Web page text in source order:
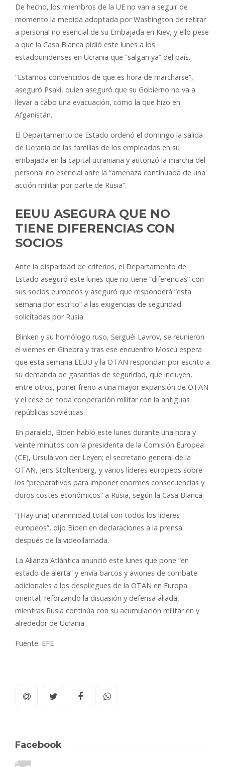
De hecho, los miembros de la UE no van a seguir de
momento la medida adoptada por Washington de retirar
a personal no esencial de su Embajada en Kiev, y ello pese
a que la Casa Blanca pidió este lunes a los
estadounidenses en Ucrania que “salgan ya” del país.
“Estamos convencidos de que es hora de marcharse”,
aseguró Psaki, quien aseguró que su Gobierno no va a
llevar a cabo una evacuación, como la que hizo en
Afganistán.
El Departamento de Estado ordenó el domingo la salida
de Ucrania de las familias de los empleados en su
embajada en la capital ucraniana y autorizó la marcha del
personal no esencial ante la “amenaza continuada de una
acción militar por parte de Rusia”.
EEUU ASEGURA QUE NO
TIENE DIFERENCIAS CON
SOCIOS
Ante la disparidad de criterios, el Departamento de
Estado aseguró este lunes que no tiene “diferencias” con
sus socios europeos y aseguró que responderá “esta
semana por escrito” a las exigencias de seguridad
solicitadas por Rusia.
Blinken y su homólogo ruso, Serguéi Lavrov, se reunieron
el viernes en Ginebra y tras ese encuentro Moscú espera
que esta semana EEUU y la OTAN respondan por escrito a
su demanda de garantías de seguridad, que incluyen,
entre otros, poner freno a una mayor expansión de OTAN
y el cese de toda cooperación militar con la antiguas
repúblicas soviéticas.
En paralelo, Biden habló este lunes durante una hora y
veinte minutos con la presidenta de la Comisión Europea
(CE), Ursula von der Leyen; el secretario general de la
OTAN, Jens Stoltenberg, y varios líderes europeos sobre
los “preparativos para imponer enormes consecuencias y
duros costes económicos” a Rusia, según la Casa Blanca.
“(Hay una) unanimidad total con todos los líderes
europeos”, dijo Biden en declaraciones a la prensa
después de la videollamada.
La Alianza Atlántica anunció este lunes que pone “en
estado de alerta” y envía barcos y aviones de combate
adicionales a los despliegues de la OTAN en Europa
oriental, reforzando la disuasión y defensa aliada,
mientras Rusia continúa con su acumulación militar en y
alrededor de Ucrania.
Fuente: EFE
Facebook